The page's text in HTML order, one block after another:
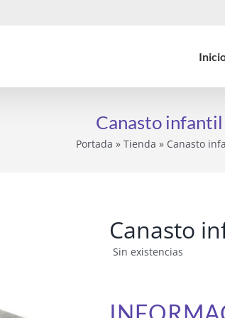
Canasto infantil
Portada » Tienda » Canasto
Canasto
Sin existencias